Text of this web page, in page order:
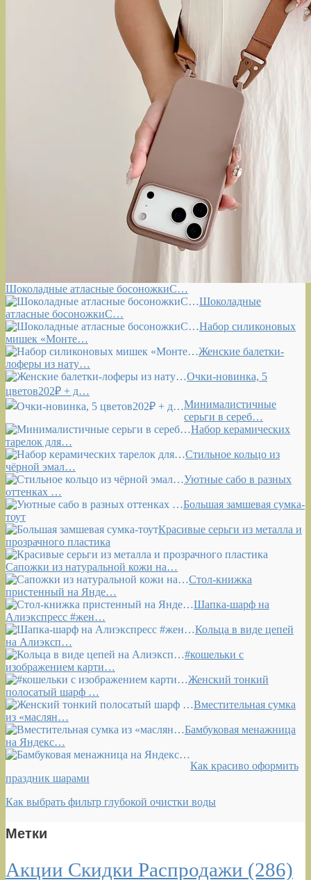
Шоколадные атласные босоножкиС…
Шоколадные
атласные босоножкиС…
Набор силиконовых
мишек «Монте…
Женские балетки-
лоферы из нату…
Очки-новинка, 5
цветов202₽ + д…
Минималистичные
серьги в сереб…
Набор керамических
тарелок для…
Стильное кольцо из
чёрной эмал…
Уютные сабо в разных
оттенках …
Большая замшевая сумка-
тоут
Красивые серьги из металла и
прозрачного пластика
Сапожки из натуральной кожи на…
Стол-книжка
пристенный на Янде…
Шапка-шарф на
Алиэкспресс #жен…
Кольца в виде цепей
на Алиэксп…
#кошельки с
изображением карти…
Женский тонкий
полосатый шарф …
Вместительная сумка
из «маслян…
Бамбуковая менажница
на Яндекс…
Как красиво оформить
праздник шарами
Как выбрать фильтр глубокой очистки воды
Метки
Акции Скидки Распродажи (286)